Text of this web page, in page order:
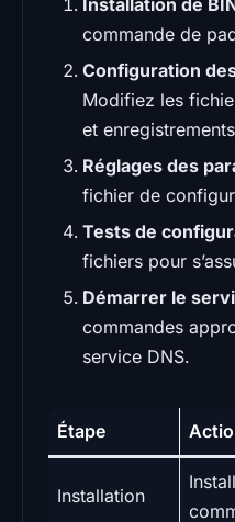
commande de
Configuration
Modifiez les
et
Réglages des
fichier de
Tests de
fichiers pour
Démarrer le
commandes
service DNS.
Étape
Installation